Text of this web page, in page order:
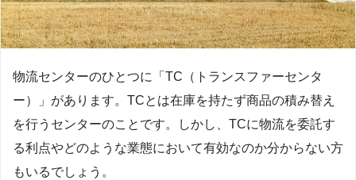
物流センターのひとつに「TC（トランスファーセンタ
ー）」があります。TCとは在庫を持たず商品の積み替え
を行うセンターのことです。しかし、TCに物流を委託す
る利点やどのような業態において有効なのか分からない方
もいるでしょう。